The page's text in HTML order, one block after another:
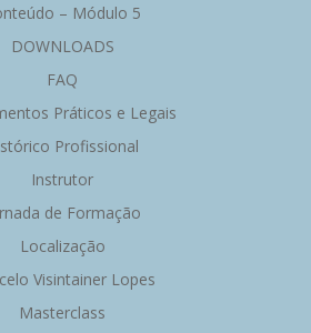
– Módulo 5
DOWNLOADS
FAQ
Práticos e Legais
Profissional
Instrutor
de Formação
Localização
Visintainer Lopes
Masterclass